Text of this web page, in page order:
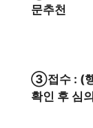
문추천
③접수 : (행
확인 후 심